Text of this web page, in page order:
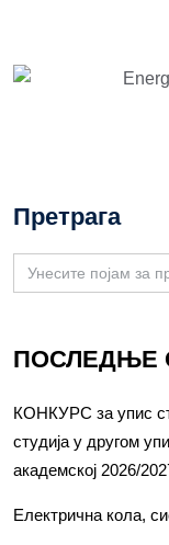
Претрага
Search
for:
ПОСЛЕДЊЕ
КОНКУРС за упис
студија у другом
академској 2026/
Електрична кола,